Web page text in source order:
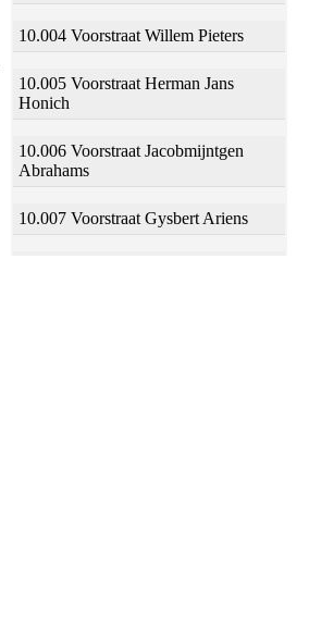
10.004 Voorstraat Willem Pieters
10.005 Voorstraat Herman Jans
Honich
10.006 Voorstraat Jacobmijntgen
Abrahams
10.007 Voorstraat Gysbert Ariens